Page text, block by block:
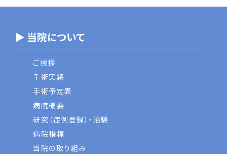
▶ 当院について
ご挨拶
手術実績
手術予定表
病院概要
研究（症例登録）・治験
病院指標
当院の取り組み